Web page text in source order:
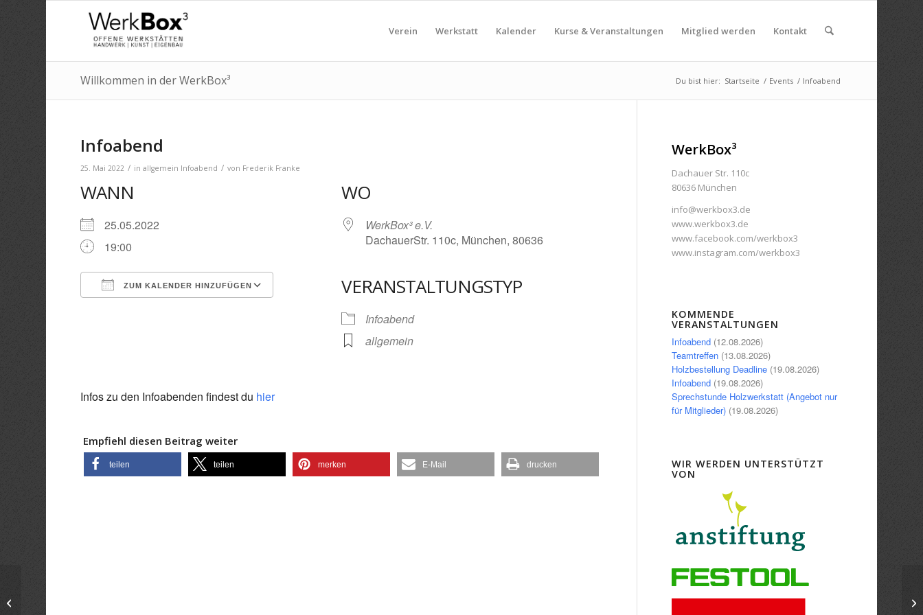
Verein Werkstatt Kalender Kurse & Veranstaltungen Mitglied werden Kontakt
Willkommen in der WerkBox³ Du bist hier: Startseite / Events / Infoabend
Infoabend
25. Mai 2022 / inallgemein Infoabend / von Frederik Franke
WANN
25.05.2022
19:00
ZUM KALENDER HINZUFÜGEN
Google Kalender Office 365
WO
WerkBox³ e.V.
DachauerStr. 110c, München, 80636
VERANSTALTUNGSTYP
Infoabend
allgemein
Infos zu den Infoabenden findest du hier
Empfiehl diesen Beitrag weiter
teilen teilen merken E-Mail drucken
WerkBox³
Dachauer Str. 110c
80636 München
info@werkbox3.de
www.werkbox3.de
www.facebook.com/werkbox3
www.instagram.com/werkbox3
KOMMENDE
VERANSTALTUNGEN
Infoabend (12.08.2026)
Teamtreffen (13.08.2026)
Holzbestellung Deadline (19.08.2026)
Infoabend (19.08.2026)
Sprechstunde Holzwerkstatt (Angebot nur
für Mitglieder) (19.08.2026)
WIR WERDEN UNTERSTÜTZT
VON